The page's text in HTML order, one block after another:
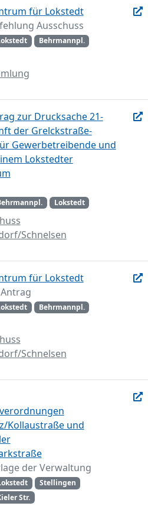
für Lokstedt
Ausschuss
Behrmannpl.
zur Drucksache 21-
der Grelckstraße-
Gewerbetreibende und
Lokstedter
Lokstedt
Schnelsen
für Lokstedt
Behrmannpl.
Schnelsen
Kollaustraße und
der Verwaltung
Stellingen
Str.